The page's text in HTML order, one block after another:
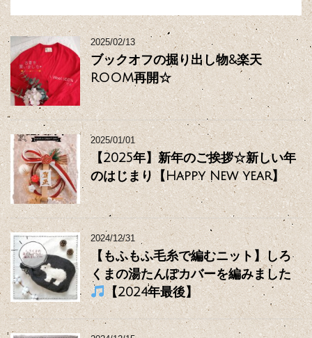
2025/02/13
ブックオフの掘り出し物&楽天
ROOM再開☆
2025/01/01
【2025年】新年のご挨拶☆新しい年
のはじまり【Happy New year】
2024/12/31
【もふもふ毛糸で編むニット】しろ
くまの湯たんぽカバーを編みました
【2024年最後】